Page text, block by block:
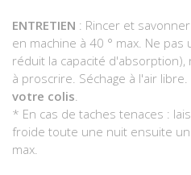
ENTRETIEN : Rincer et
en machine à 40 ° max. Ne
réduit la capacité d'absorption),
à proscrire. Séchage à l'air libre.
votre colis
* En cas de taches tenaces :
froide toute une nuit ensuite un
max.